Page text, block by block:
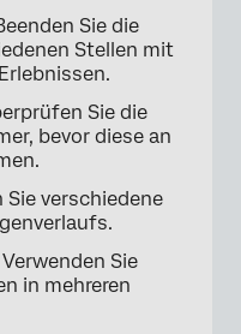
Sie die
Stellen mit
Sie die
bevor diese an
Sie verschiedene
Verwenden Sie
in mehreren